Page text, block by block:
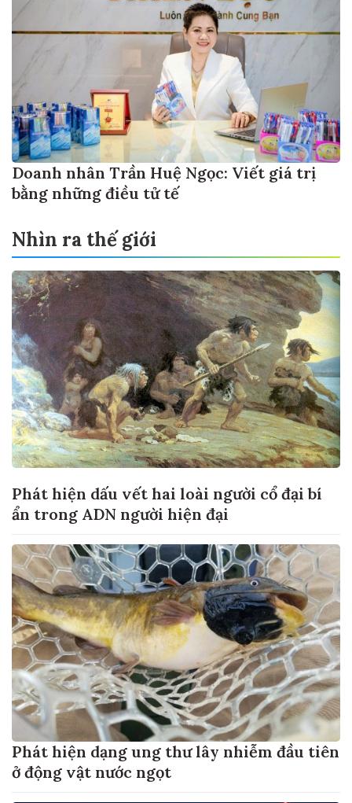
Doanh nhân Trần Huệ Ngọc: Viết giá trị
bằng những điều tử tế
Nhìn ra thế giới
Phát hiện dấu vết hai loài người cổ đại bí
ẩn trong ADN người hiện đại
Phát hiện dạng ung thư lây nhiễm đầu tiên
ở động vật nước ngọt